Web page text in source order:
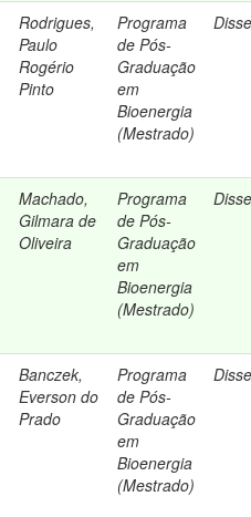
Rodrigues,
Paulo
Rogério
Pinto
Programa
de Pós-
Graduação
em
Bioenergia
(Mestrado)
Machado,
Gilmara de
Oliveira
Programa
de Pós-
Graduação
em
Bioenergia
(Mestrado)
Banczek,
Everson do
Prado
Programa
de Pós-
Graduação
em
Bioenergia
(Mestrado)